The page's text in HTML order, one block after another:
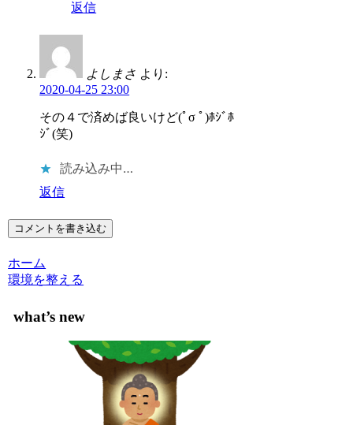
返信
よしまさ より:
2020-04-25 23:00
その４で済めば良いけど(ﾟσ ﾟ)ﾎｼﾞﾎ
ｼﾞ(笑)
読み込み中…
返信
コメントを書き込む
ホーム
環境を整える
what’s new